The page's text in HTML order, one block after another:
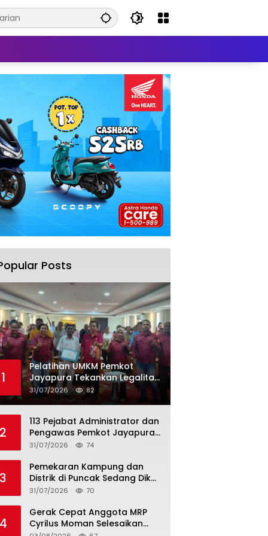
Posts
1
Pelatihan UMKM Pemkot
Jayapura Tekankan Legalitas,
Permodalan, dan Tata Kelola
Usaha
31/07/2026 82
2
113 Pejabat Administrator dan
Pengawas Pemkot Jayapura
Dilantik, Abisai Rollo Ingatkan
Pelayanan Publik
31/07/2026 74
3
Pemekaran Kampung dan
Distrik di Puncak Sedang Dikaji
Akademisi, Elvis Tabuni:
Jalan
31/07/2026 70
4
Gerak Cepat Anggota MRP
Cyrilus Moman Selesaikan